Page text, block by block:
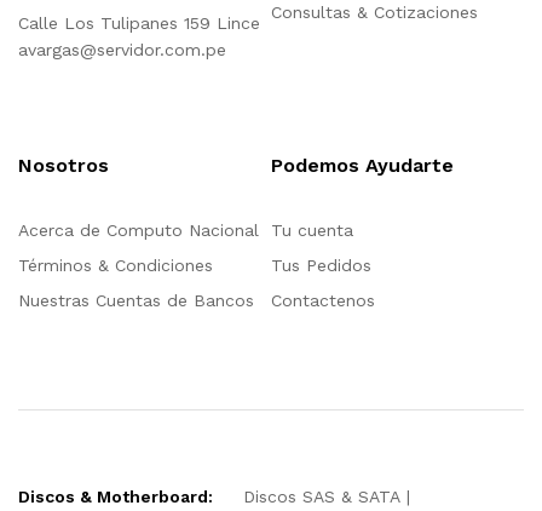
Calle Los Tulipanes 159 Lince
avargas@servidor.com.pe
Consultas & Cotizaciones
Nosotros
Acerca de Computo Nacional
Términos & Condiciones
Nuestras Cuentas de Bancos
Podemos Ayudarte
Tu cuenta
Tus Pedidos
Contactenos
Discos & Motherboard:
Discos SAS & SATA